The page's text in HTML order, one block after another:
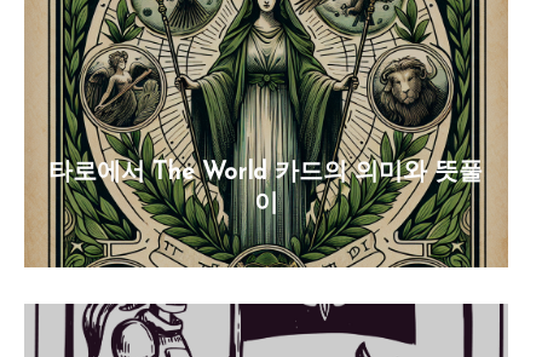
타로에서 The World 카드의 의미와 뜻풀
이